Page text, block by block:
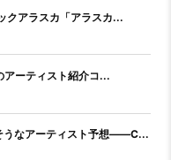
クアラスカ「アラスカ...
ーティスト紹介コ...
うなアーティスト予想――C...